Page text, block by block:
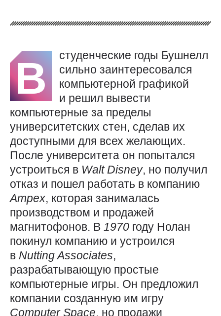
В
студенческие годы Бушнелл
сильно заинтересовался
компьютерной графикой
и решил вывести
компьютерные за пределы
университетских стен, сделав их
доступными для всех желающих.
После университета он попытался
устроиться в Walt Disney, но получил
отказ и пошел работать в компанию
Ampex, которая занималась
производством и продажей
магнитофонов. В 1970 году Нолан
покинул компанию и устроился
в NuttingAssociates,
разрабатывающую простые
компьютерные игры. Он предложил
компании созданную им игру
ComputerSpace, но продажи